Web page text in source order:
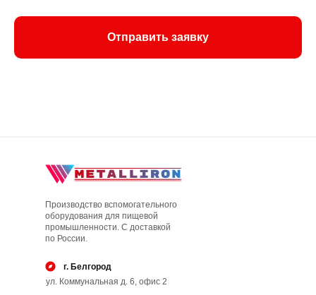
Отправить заявку
Производство вспомогательного
оборудования для пищевой
промышленности. С доставкой
по России.
г. Белгород
ул. Коммунальная д. 6, офис 2